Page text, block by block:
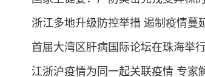
浙江多地升级防控举措 遏制疫情蔓
首届大湾区肝病国际论坛在珠海举
江浙沪疫情为同一起关联疫情 专家